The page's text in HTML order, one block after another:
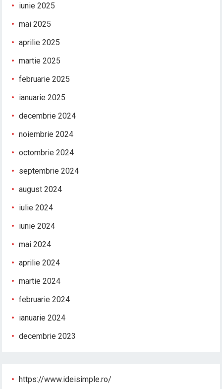
iunie 2025
mai 2025
aprilie 2025
martie 2025
februarie 2025
ianuarie 2025
decembrie 2024
noiembrie 2024
octombrie 2024
septembrie 2024
august 2024
iulie 2024
iunie 2024
mai 2024
aprilie 2024
martie 2024
februarie 2024
ianuarie 2024
decembrie 2023
https://www.ideisimple.ro/